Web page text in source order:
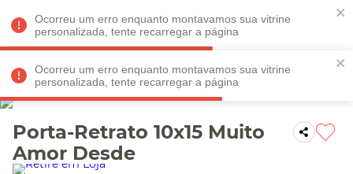
Ocorreu um erro enquanto montavamos sua vitrine
personalizada, tente recarregar a página
Ocorreu um erro enquanto montavamos sua vitrine
personalizada, tente recarregar a página
Faltam REGULAMENTO
Veja produtos perto de você! Informe seu CEP
Porta-Retrato 10x15 Muito
Amor Desde